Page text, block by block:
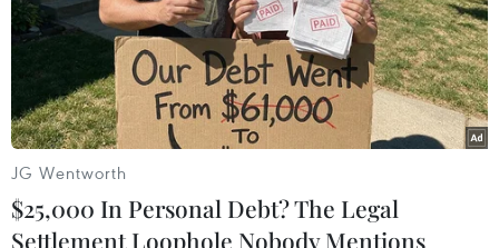
đồng EPC số 01 trong khi VINAINCON không đủ
năng lực./.
(TTXVN/Vietnam+)
JG Wentworth
$25,000 In Personal Debt? The Legal
Settlement Loophole Nobody Mentions